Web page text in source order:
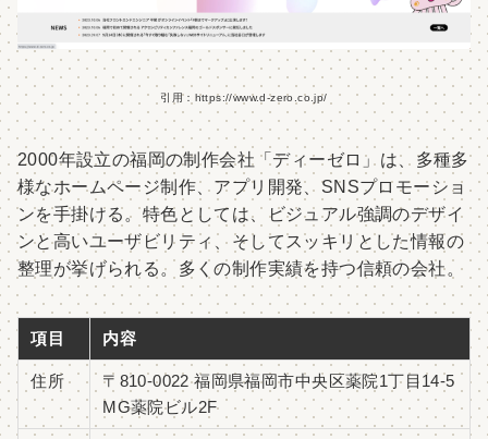
引用：https://www.d-zero.co.jp/
2000年設立の福岡の制作会社「ディーゼロ」は、多種多
様なホームページ制作、アプリ開発、SNSプロモーショ
ンを手掛ける。特色としては、ビジュアル強調のデザイ
ンと高いユーザビリティ、そしてスッキリとした情報の
整理が挙げられる。多くの制作実績を持つ信頼の会社。
項目 内容
住所
〒810-0022 福岡県福岡市中央区薬院1丁目14-5
MG薬院ビル2F